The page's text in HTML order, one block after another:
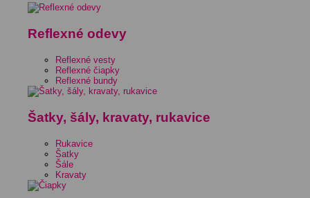
Reflexné odevy
Reflexné vesty
Reflexné čiapky
Reflexné bundy
Šatky, šály, kravaty, rukavice
Rukavice
Šatky
Šále
Kravaty